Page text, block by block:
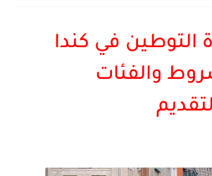
التوطين في كندا
والفئات